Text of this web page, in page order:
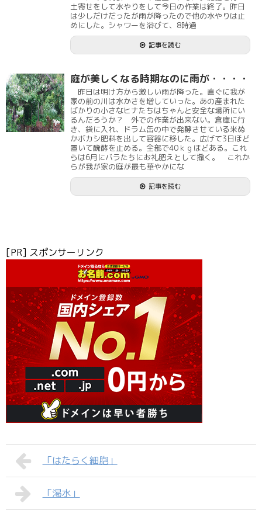
土寄せをして水やりをして今日の作業は終了。昨日
は少しだけだったが雨が降ったので他の水やりは止
めにした。シャワーを浴びて、8時過
記事を読む
庭が美しくなる時期なのに雨が・・・・
昨日は明け方から激しい雨が降った。直ぐに我が
家の前の川は水かさを増していった。あの産まれた
ばかりの小さなヒナたちはちゃんと安全な場所にい
るんだろうか？ 外での作業が出来ない。倉庫に行
き、袋に入れ、ドラム缶の中で発酵させている米ぬ
かボカシ肥料を出して容器に移した。広げて3日ほど
置いて醗酵を止める。全部で40ｋｇほどある。これ
らは6月にバラたちにお礼肥えとして撒く。 これか
らが我が家の庭が最も華やかにな
記事を読む
[PR] スポンサーリンク
「はたらく細胞」
「渇水」